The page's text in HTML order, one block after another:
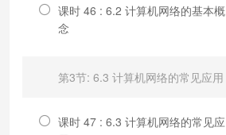
课时 46 : 6.2 计算机网络的基本概
念
第3节: 6.3 计算机网络的常见应用
课时 47 : 6.3 计算机网络的常见应